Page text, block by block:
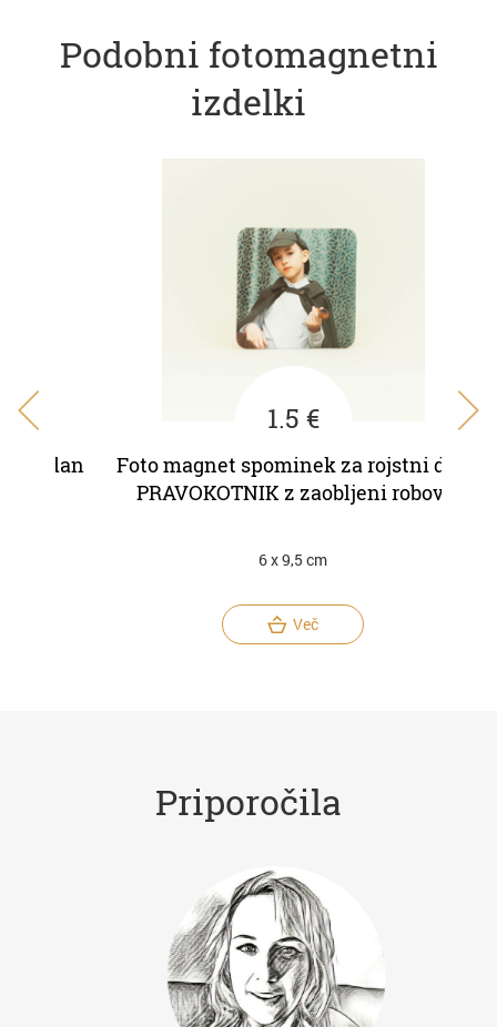
Podobni fotomagnetni
izdelki
1.5 €
Foto magnet spominek za rojstni dan
PRAVOKOTNIK z zaobljeni robovi
6 x 9,5 cm
Več
Priporočila